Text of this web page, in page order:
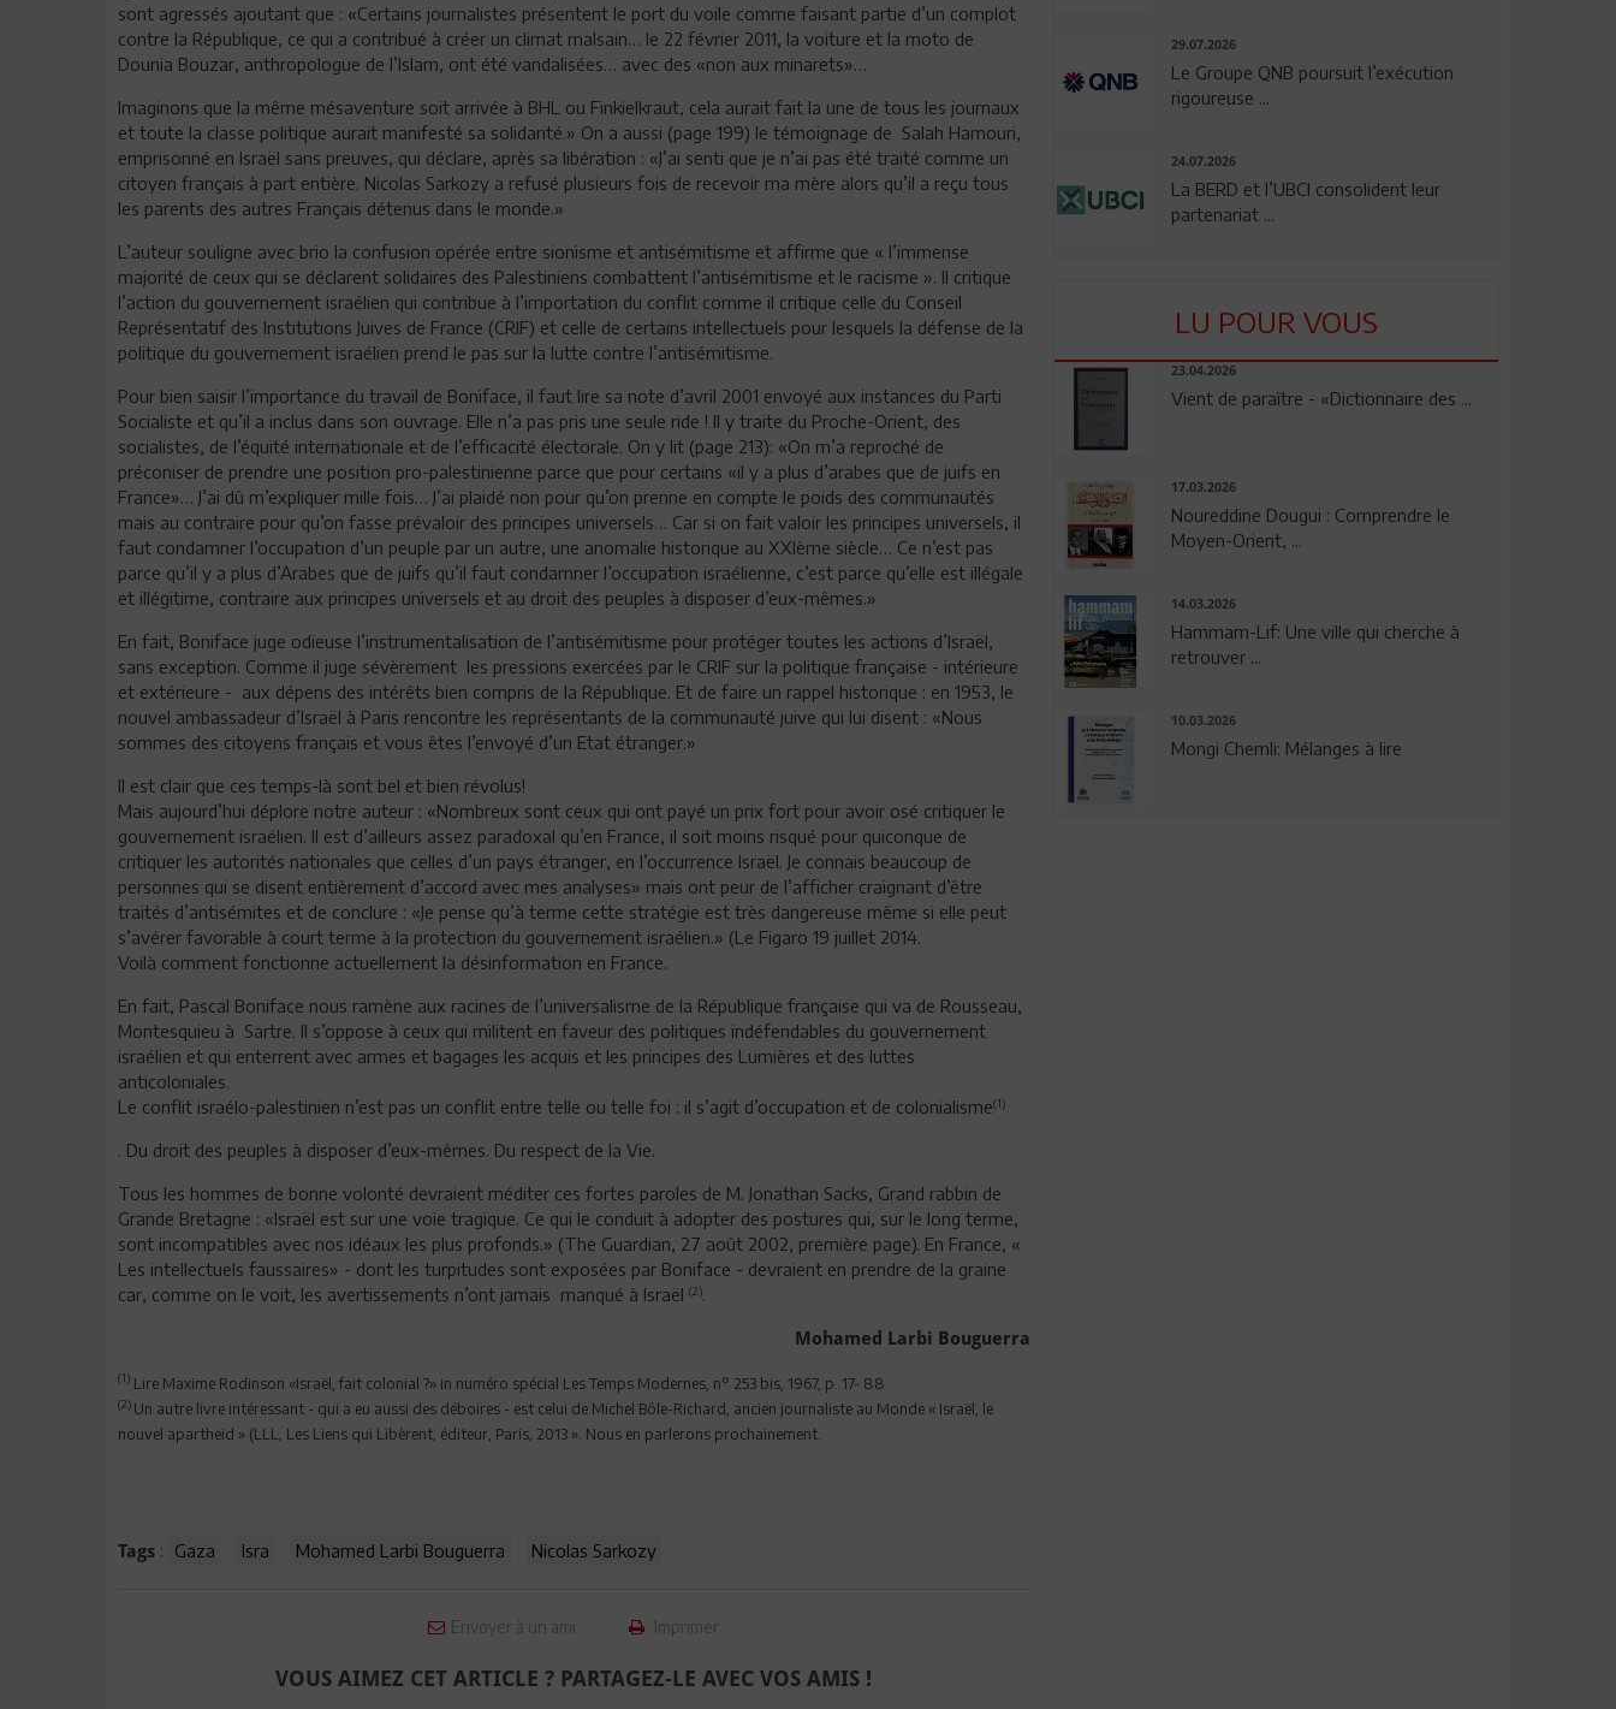
sont agressés ajoutant que : «Certains journalistes présentent le port du voile comme faisant partie d’un complot
contre la République, ce qui a contribué à créer un climat malsain… le 22 février 2011, la voiture et la moto de
Dounia Bouzar, anthropologue de l’Islam, ont été vandalisées… avec des «non aux minarets»…
Imaginons que la même mésaventure soit arrivée à BHL ou Finkielkraut, cela aurait fait la une de tous les journaux
et toute la classe politique aurait manifesté sa solidarité.» On a aussi (page 199) le témoignage de Salah Hamouri,
emprisonné en Israël sans preuves, qui déclare, après sa libération : «J’ai senti que je n’ai pas été traité comme un
citoyen français à part entière. Nicolas Sarkozy a refusé plusieurs fois de recevoir ma mère alors qu’il a reçu tous
les parents des autres Français détenus dans le monde.»
L’auteur souligne avec brio la confusion opérée entre sionisme et antisémitisme et affirme que « l’immense
majorité de ceux qui se déclarent solidaires des Palestiniens combattent l’antisémitisme et le racisme ». Il critique
l’action du gouvernement israélien qui contribue à l’importation du conflit comme il critique celle du Conseil
Représentatif des Institutions Juives de France (CRIF) et celle de certains intellectuels pour lesquels la défense de la
politique du gouvernement israélien prend le pas sur la lutte contre l’antisémitisme.
Pour bien saisir l’importance du travail de Boniface, il faut lire sa note d’avril 2001 envoyé aux instances du Parti
Socialiste et qu’il a inclus dans son ouvrage. Elle n’a pas pris une seule ride ! Il y traite du Proche-Orient, des
socialistes, de l’équité internationale et de l’efficacité électorale. On y lit (page 213): «On m’a reproché de
préconiser de prendre une position pro-palestinienne parce que pour certains «il y a plus d’arabes que de juifs en
France»… J’ai dû m’expliquer mille fois… J’ai plaidé non pour qu’on prenne en compte le poids des communautés
mais au contraire pour qu’on fasse prévaloir des principes universels… Car si on fait valoir les principes universels, il
faut condamner l’occupation d’un peuple par un autre, une anomalie historique au XXIème siècle… Ce n’est pas
parce qu’il y a plus d’Arabes que de juifs qu’il faut condamner l’occupation israélienne, c’est parce qu’elle est illégale
et illégitime, contraire aux principes universels et au droit des peuples à disposer d’eux-mêmes.»
En fait, Boniface juge odieuse l’instrumentalisation de l’antisémitisme pour protéger toutes les actions d’Israël,
sans exception. Comme il juge sévèrement les pressions exercées par le CRIF sur la politique française - intérieure
et extérieure - aux dépens des intérêts bien compris de la République. Et de faire un rappel historique : en 1953, le
nouvel ambassadeur d’Israël à Paris rencontre les représentants de la communauté juive qui lui disent : «Nous
sommes des citoyens français et vous êtes l’envoyé d’un Etat étranger.»
Il est clair que ces temps-là sont bel et bien révolus!
Mais aujourd’hui déplore notre auteur : «Nombreux sont ceux qui ont payé un prix fort pour avoir osé critiquer le
gouvernement israélien. Il est d’ailleurs assez paradoxal qu’en France, il soit moins risqué pour quiconque de
critiquer les autorités nationales que celles d’un pays étranger, en l’occurrence Israël. Je connais beaucoup de
personnes qui se disent entièrement d’accord avec mes analyses» mais ont peur de l’afficher craignant d’être
traités d’antisémites et de conclure : «Je pense qu’à terme cette stratégie est très dangereuse même si elle peut
s’avérer favorable à court terme à la protection du gouvernement israélien.» (Le Figaro 19 juillet 2014.
Voilà comment fonctionne actuellement la désinformation en France.
En fait, Pascal Boniface nous ramène aux racines de l’universalisme de la République française qui va de Rousseau,
Montesquieu à Sartre. Il s’oppose à ceux qui militent en faveur des politiques indéfendables du gouvernement
israélien et qui enterrent avec armes et bagages les acquis et les principes des Lumières et des luttes
anticoloniales.
Le conflit israélo-palestinien n’est pas un conflit entre telle ou telle foi : il s’agit d’occupation et de colonialisme(1)
. Du droit des peuples à disposer d’eux-mêmes. Du respect de la Vie.
Tous les hommes de bonne volonté devraient méditer ces fortes paroles de M. Jonathan Sacks, Grand rabbin de
Grande Bretagne : «Israël est sur une voie tragique. Ce qui le conduit à adopter des postures qui, sur le long terme,
sont incompatibles avec nos idéaux les plus profonds.» (The Guardian, 27 août 2002, première page). En France, «
Les intellectuels faussaires» - dont les turpitudes sont exposées par Boniface - devraient en prendre de la graine
car, comme on le voit, les avertissements n’ont jamais manqué à Israël (2).
Mohamed Larbi Bouguerra
(1) Lire Maxime Rodinson «Israël, fait colonial ?» in numéro spécial Les Temps Modernes, n° 253 bis, 1967, p. 17- 88.
(2) Un autre livre intéressant - qui a eu aussi des déboires - est celui de Michel Bôle-Richard, ancien journaliste au Monde « Israël, le
nouvel apartheid » (LLL, Les Liens qui Libèrent, éditeur, Paris, 2013 ». Nous en parlerons prochainement.
Tags : Gaza Isra Mohamed Larbi Bouguerra Nicolas Sarkozy
Envoyer à un ami Imprimer
VOUS AIMEZ CET ARTICLE ? PARTAGEZ-LE AVEC VOS AMIS !
29.07.2026
Le Groupe QNB poursuit l’exécution
rigoureuse ...
24.07.2026
La BERD et l’UBCI consolident leur
partenariat ...
LU POUR VOUS
23.04.2026
Vient de paraître - «Dictionnaire des ...
17.03.2026
Noureddine Dougui : Comprendre le
Moyen-Orient, ...
14.03.2026
Hammam-Lif: Une ville qui cherche à
retrouver ...
10.03.2026
Mongi Chemli: Mélanges à lire